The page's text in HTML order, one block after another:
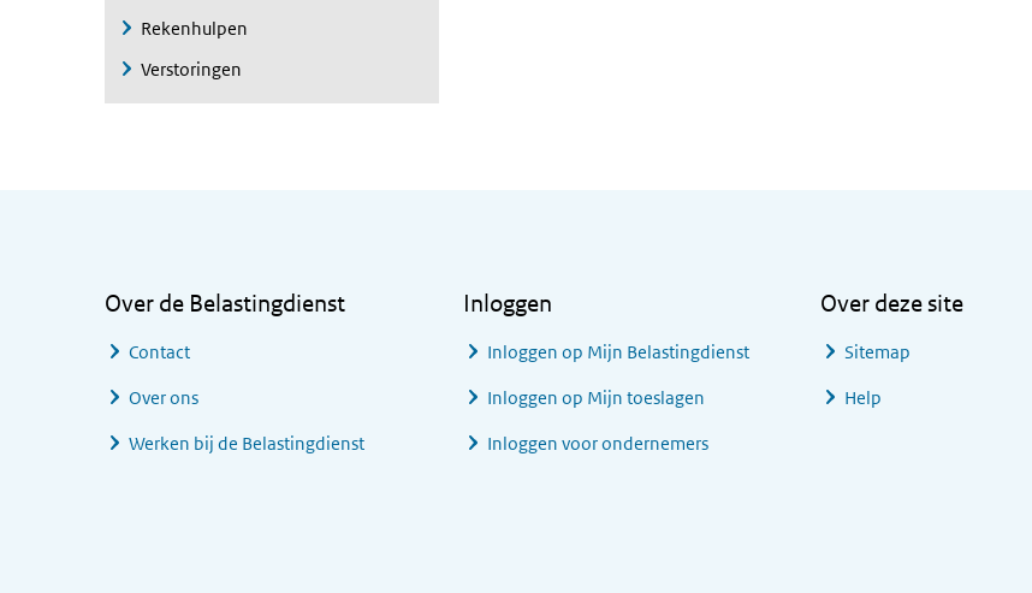
Rekenhulpen
Verstoringen
Over de Belastingdienst
Contact
Over ons
Werken bij de Belastingdienst
Inloggen
Inloggen op Mijn Belastingdienst
Inloggen op Mijn toeslagen
Inloggen voor ondernemers
Over deze site
Sitemap
Help